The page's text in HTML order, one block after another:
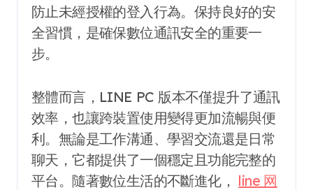
防止未經授權的登入行為。保持良好的安
全習慣，是確保數位通訊安全的重要一
步。
整體而言，LINE PC 版本不僅提升了通訊
效率，也讓跨裝置使用變得更加流暢與便
利。無論是工作溝通、學習交流還是日常
聊天，它都提供了一個穩定且功能完整的
平台。隨著數位生活的不斷進化， line 网